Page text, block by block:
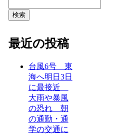
検索
最近の投稿
台風6号 東
海へ明日3日
に最接近
大雨や暴風
の恐れ 朝
の通勤・通
学の交通に